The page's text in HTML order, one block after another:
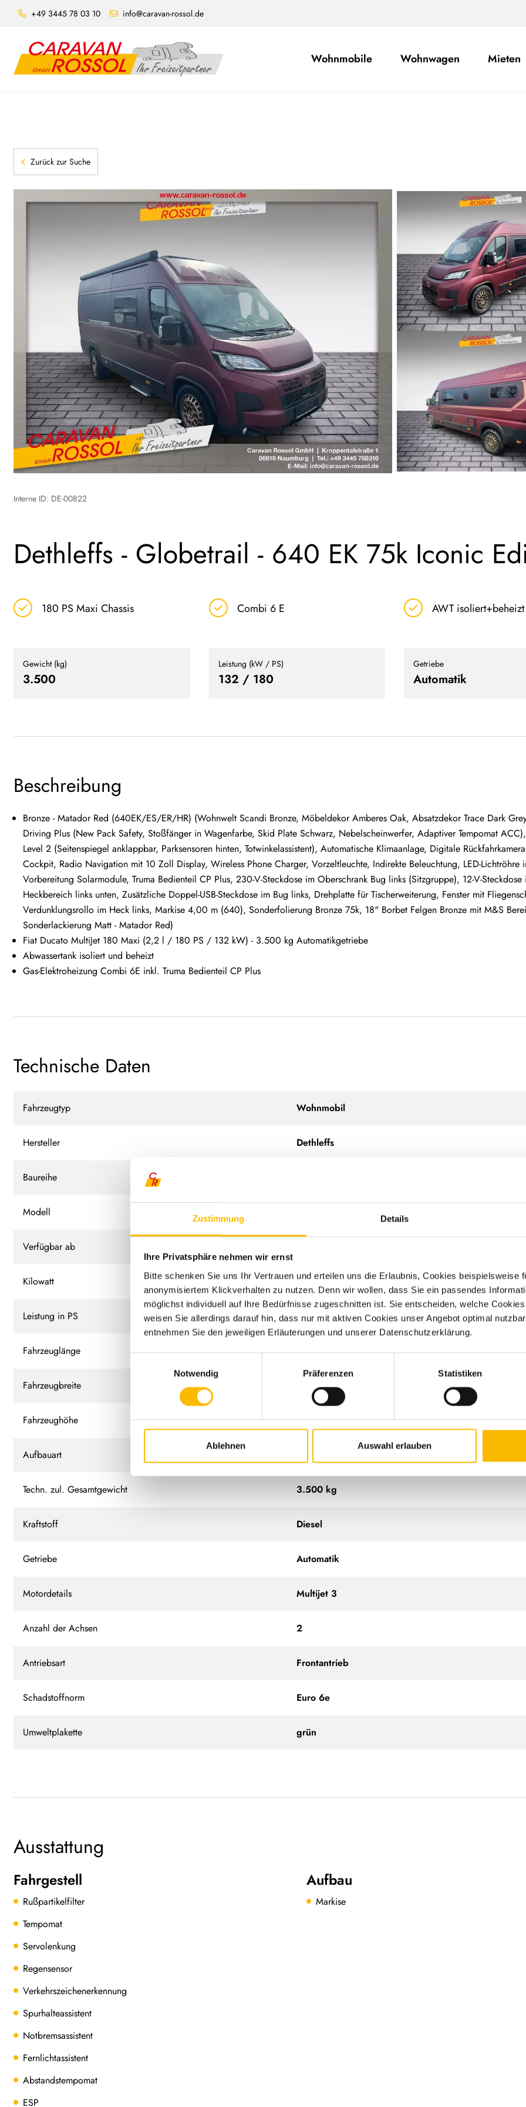
Zustimmung Details
Ihre Privatsphäre nehmen wir ernst
Bitte schenken Sie uns Ihr Vertrauen und erteilen uns die Erlaubnis, Cookies beispielsweise
anonymisiertem Klickverhalten zu nutzen. Denn wir wollen, dass Sie ein passendes
möglichst individuell auf Ihre Bedürfnisse zugeschnitten ist. Sie entscheiden, welche
weisen Sie allerdings darauf hin, dass nur mit aktiven Cookies unser Angebot optimal
entnehmen Sie den jeweiligen Erläuterungen und unserer Datenschutzerklärung.
Notwendig
Präferenzen Statistiken
Ablehnen Auswahl erlauben
+49 3445 78 03 10 info@caravan-rossol.de
Wohnmobile Wohnwagen Mieten
Zurück zur Suche
Interne ID: DE-00822
Dethleffs - Globetrail - 640 EK 75k Iconic
180 PS Maxi Chassis Combi 6 E AWT isoliert+beheizt
Gewicht (kg)
3.500
Leistung (kW / PS)
132 / 180
Getriebe
Automatik
Beschreibung
Bronze - Matador Red (640EK/ES/ER/HR) (Wohnwelt Scandi Bronze, Möbeldekor Amberes Oak, Absatzdekor Trace Dark
Driving Plus (New Pack Safety, Stoßfänger in Wagenfarbe, Skid Plate Schwarz, Nebelscheinwerfer, Adaptiver Tempomat
Level 2 (Seitenspiegel anklappbar, Parksensoren hinten, Totwinkelassistent), Automatische Klimaanlage, Digitale
Cockpit, Radio Navigation mit 10 Zoll Display, Wireless Phone Charger, Vorzeltleuchte, Indirekte Beleuchtung, LED-Lichtröhre
Vorbereitung Solarmodule, Truma Bedienteil CP Plus, 230-V-Steckdose im Oberschrank Bug links (Sitzgruppe), 12-V-Steckdose
Heckbereich links unten, Zusätzliche Doppel-USB-Steckdose im Bug links, Drehplatte für Tischerweiterung, Fenster mit
Verdunklungsrollo im Heck links, Markise 4,00 m (640), Sonderfolierung Bronze 75k, 18" Borbet Felgen Bronze mit M&S
Sonderlackierung Matt - Matador Red)
Fiat Ducato MultiJet 180 Maxi (2,2 l / 180 PS / 132 kW) - 3.500 kg Automatikgetriebe
Abwassertank isoliert und beheizt
Gas-Elektroheizung Combi 6E inkl. Truma Bedienteil CP Plus
Technische Daten
Fahrzeugtyp Wohnmobil
Hersteller Dethleffs
Baureihe
Modell 640 EK 75k Iconic Edition
Verfügbar ab
Kilowatt 132 kW
Leistung in PS 180 PS
Fahrzeuglänge 636 cm
Fahrzeugbreite 205 cm
Fahrzeughöhe 265 cm
Aufbauart
Techn. zul. Gesamtgewicht 3.500 kg
Kraftstoff Diesel
Getriebe Automatik
Motordetails Multijet 3
Anzahl der Achsen 2
Antriebsart Frontantrieb
Schadstoffnorm Euro 6e
Umweltplakette grün
Ausstattung
Fahrgestell
Rußpartikelfilter
Tempomat
Servolenkung
Regensensor
Verkehrszeichenerkennung
Spurhalteassistent
Notbremsassistent
Fernlichtassistent
Abstandstempomat
ESP
Aufbau
Markise